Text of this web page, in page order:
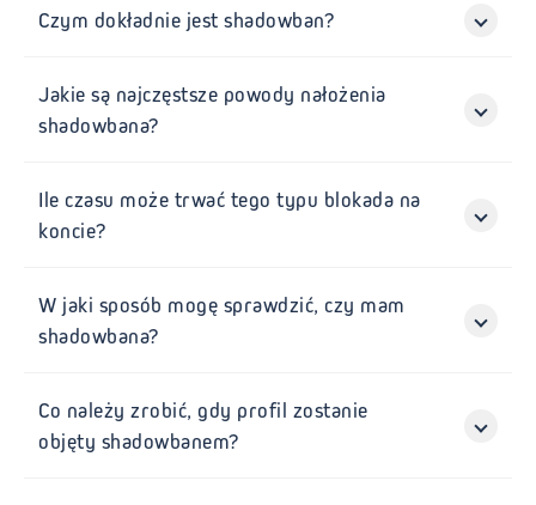
Czym dokładnie jest shadowban?
Jakie są najczęstsze powody nałożenia
shadowbana?
Ile czasu może trwać tego typu blokada na
koncie?
W jaki sposób mogę sprawdzić, czy mam
shadowbana?
Co należy zrobić, gdy profil zostanie
objęty shadowbanem?